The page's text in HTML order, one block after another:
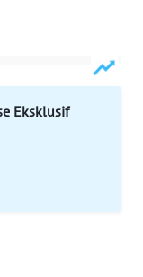
Eksklusif